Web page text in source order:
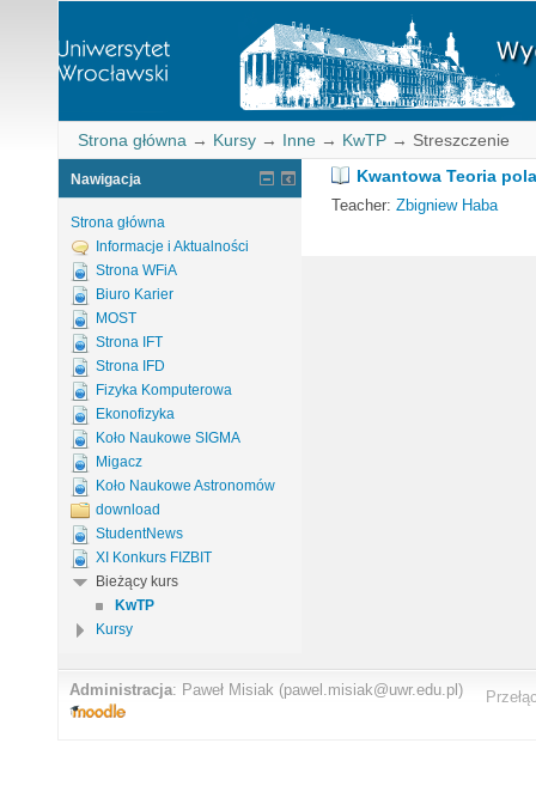
Strona główna → Kursy → Inne → KwTP → Streszczenie
Kwantowa Teoria pola
Teacher: Zbigniew Haba
Nawigacja
Strona główna
Informacje i Aktualności
Strona WFiA
Biuro Karier
MOST
Strona IFT
Strona IFD
Fizyka Komputerowa
Ekonofizyka
Koło Naukowe SIGMA
Migacz
Koło Naukowe Astronomów
download
StudentNews
XI Konkurs FIZBIT
Bieżący kurs
KwTP
Kursy
Administracja: Paweł Misiak (pawel.misiak@uwr.edu.pl)